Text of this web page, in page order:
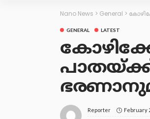
Nano News > General >
GENERAL LATEST
പാതയ്ക്ക്
Reporter February